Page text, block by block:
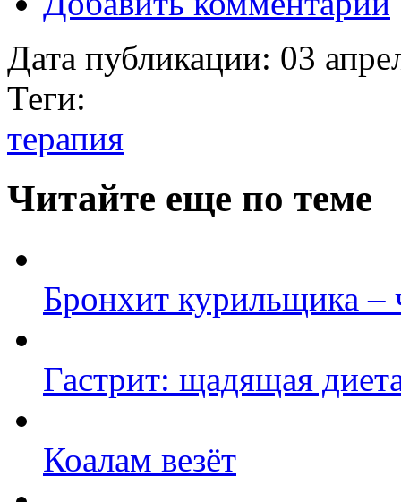
Дата публикации: 03
Теги:
терапия
Читайте еще по теме
Бронхит курильщика
Гастрит: щадящая
Коалам везёт